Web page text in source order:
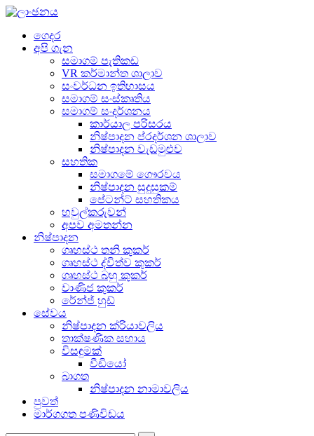
ගෙදර
අපි ගැන
සමාගම් පැතිකඩ
VR කර්මාන්ත ශාලාව
සංවර්ධන ඉතිහාසය
සමාගම් සංස්කෘතිය
සමාගම් සංදර්ශනය
කාර්යාල පරිසරය
නිෂ්පාදන ප්රදර්ශන ශාලාව
නිෂ්පාදන වැඩමුළුව
සහතික
සමාගමේ ගෞරවය
නිෂ්පාදන සුදුසුකම්
පේටන්ට් සහතිකය
හවුල්කරුවන්
අපව අමතන්න
නිෂ්පාදන
ගෘහස්ථ තනි කුකර්
ගෘහස්ථ ද්විත්ව කුකර්
ගෘහස්ථ බහු කුකර්
වාණිජ කුකර්
රේන්ජ් හුඩ්
සේවය
නිෂ්පාදන ක්රියාවලිය
තාක්ෂණික සහාය
විසඳුමක්
වීඩියෝ
බාගත
නිෂ්පාදන නාමාවලිය
පුවත්
මාර්ගගත පණිවිඩය